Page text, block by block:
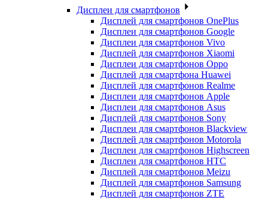
Дисплеи для смартфонов
Дисплей для смартфонов OnePlus
Дисплеи для смартфонов Google
Дисплеи для смартфонов Vivo
Дисплей для смартфонов Xiaomi
Дисплеи для смартфонов Oppo
Дисплей для смартфона Huawei
Дисплей для смартфонов Realme
Дисплеи для смартфонов Apple
Дисплеи для смартфонов Asus
Дисплей для смартфонов Sony
Дисплеи для смартфонов Blackview
Дисплей для смартфонов Motorola
Дисплеи для смартфонов Highscreen
Дисплеи для смартфонов HTC
Дисплей для смартфонов Meizu
Дисплей для смартфонов Samsung
Дисплей для смартфонов ZTE